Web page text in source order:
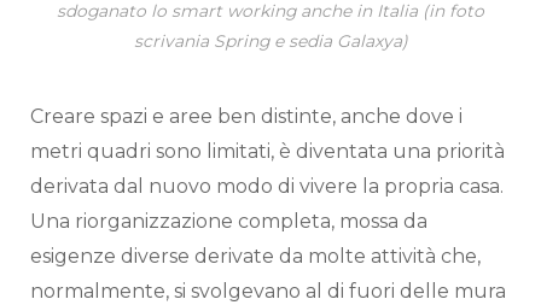
sdoganato lo smart working anche in Italia (in foto
scrivania Spring e sedia Galaxya)
Creare spazi e aree ben distinte, anche dove i
metri quadri sono limitati, è diventata una priorità
derivata dal nuovo modo di vivere la propria casa.
Una riorganizzazione completa, mossa da
esigenze diverse derivate da molte attività che,
normalmente, si svolgevano al di fuori delle mura